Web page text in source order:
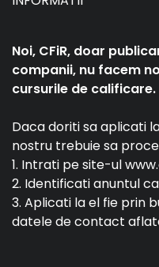
Noi, CFiR, doar
companii, nu facem
cursurile de calificare.
Daca doriti sa aplicati
nostru trebuie sa
1. Intrati pe site-ul
2. Identificati anuntul
3. Aplicati la el fie prin
datele de contact